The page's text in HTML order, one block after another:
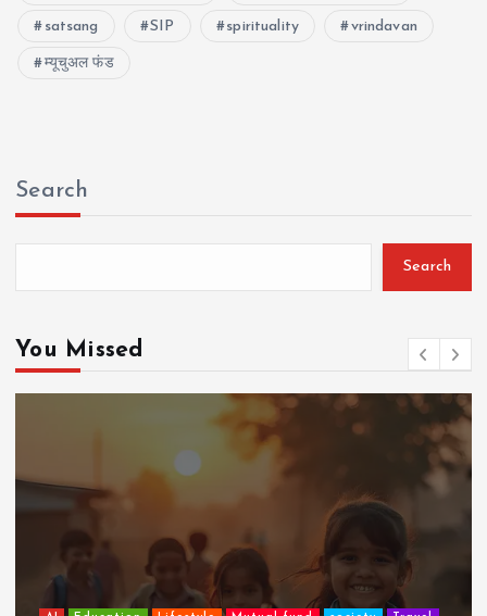
satsang SIP spirituality vrindavan
म्यूचुअल फंड
Search
Search
You Missed